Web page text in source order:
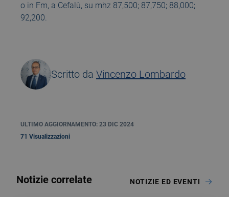
o in Fm, a Cefalù, su mhz 87,500; 87,750; 88,000;
92,200.
Scritto da Vincenzo Lombardo
ULTIMO AGGIORNAMENTO: 23 DIC 2024
71 Visualizzazioni
Notizie correlate NOTIZIE ED EVENTI